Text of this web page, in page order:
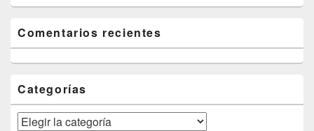
Comentarios recientes
Categorías
Categorías